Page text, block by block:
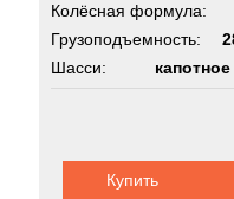
Колёсная формула:
Грузоподъемность:
Шасси:
Купить